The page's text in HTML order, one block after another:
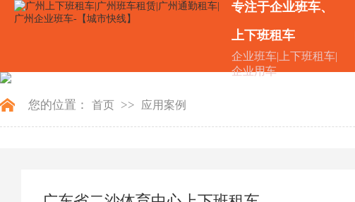
专注于企业班车、
上下班租车
企业班车|上下班租车|
企业用车
您的位置： 首页 >> 应用案例